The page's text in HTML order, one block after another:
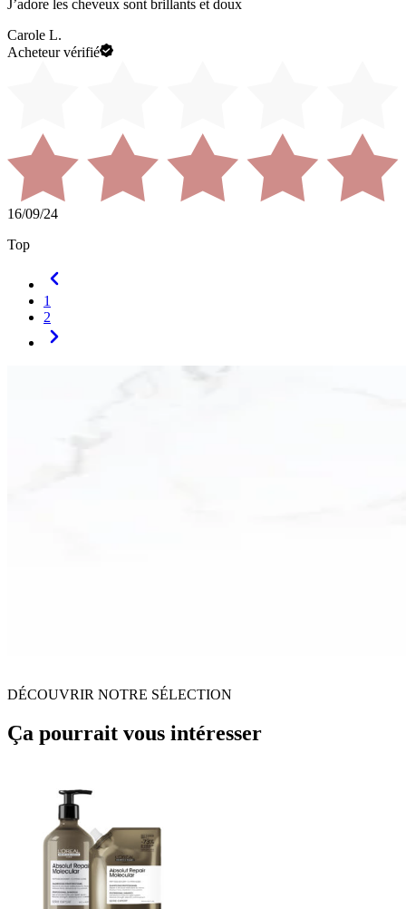
J’adore les cheveux sont brillants et doux
Carole L.
Acheteur vérifié
16/09/24
Top
1
2
DÉCOUVRIR NOTRE SÉLECTION
Ça pourrait vous intéresser